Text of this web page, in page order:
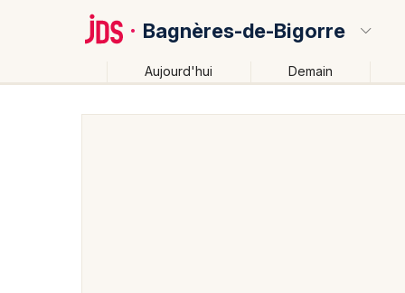
Bagnères-de-Bigorre
Aujourd'hui Demain